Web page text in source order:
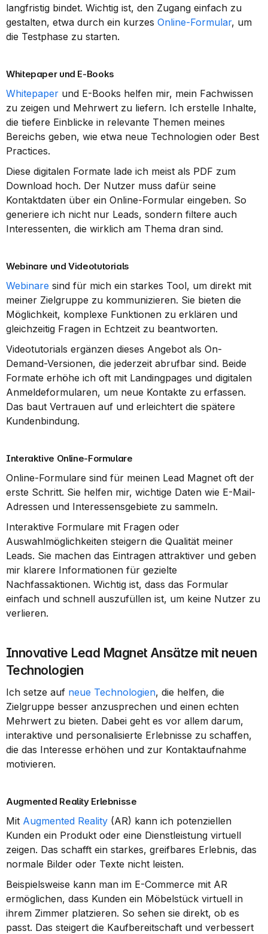
langfristig bindet. Wichtig ist, den Zugang einfach zu
gestalten, etwa durch ein kurzes Online-Formular, um
die Testphase zu starten.
Whitepaper und E-Books
Whitepaper und E-Books helfen mir, mein Fachwissen
zu zeigen und Mehrwert zu liefern. Ich erstelle Inhalte,
die tiefere Einblicke in relevante Themen meines
Bereichs geben, wie etwa neue Technologien oder Best
Practices.
Diese digitalen Formate lade ich meist als PDF zum
Download hoch. Der Nutzer muss dafür seine
Kontaktdaten über ein Online-Formular eingeben. So
generiere ich nicht nur Leads, sondern filtere auch
Interessenten, die wirklich am Thema dran sind.
Webinare und Videotutorials
Webinare sind für mich ein starkes Tool, um direkt mit
meiner Zielgruppe zu kommunizieren. Sie bieten die
Möglichkeit, komplexe Funktionen zu erklären und
gleichzeitig Fragen in Echtzeit zu beantworten.
Videotutorials ergänzen dieses Angebot als On-
Demand-Versionen, die jederzeit abrufbar sind. Beide
Formate erhöhe ich oft mit Landingpages und digitalen
Anmeldeformularen, um neue Kontakte zu erfassen.
Das baut Vertrauen auf und erleichtert die spätere
Kundenbindung.
Interaktive Online-Formulare
Online-Formulare sind für meinen Lead Magnet oft der
erste Schritt. Sie helfen mir, wichtige Daten wie E-Mail-
Adressen und Interessensgebiete zu sammeln.
Interaktive Formulare mit Fragen oder
Auswahlmöglichkeiten steigern die Qualität meiner
Leads. Sie machen das Eintragen attraktiver und geben
mir klarere Informationen für gezielte
Nachfassaktionen. Wichtig ist, dass das Formular
einfach und schnell auszufüllen ist, um keine Nutzer zu
verlieren.
Innovative Lead Magnet Ansätze mit neuen
Technologien
Ich setze auf neue Technologien, die helfen, die
Zielgruppe besser anzusprechen und einen echten
Mehrwert zu bieten. Dabei geht es vor allem darum,
interaktive und personalisierte Erlebnisse zu schaffen,
die das Interesse erhöhen und zur Kontaktaufnahme
motivieren.
Augmented Reality Erlebnisse
Mit Augmented Reality (AR) kann ich potenziellen
Kunden ein Produkt oder eine Dienstleistung virtuell
zeigen. Das schafft ein starkes, greifbares Erlebnis, das
normale Bilder oder Texte nicht leisten.
Beispielsweise kann man im E-Commerce mit AR
ermöglichen, dass Kunden ein Möbelstück virtuell in
ihrem Zimmer platzieren. So sehen sie direkt, ob es
passt. Das steigert die Kaufbereitschaft und verbessert